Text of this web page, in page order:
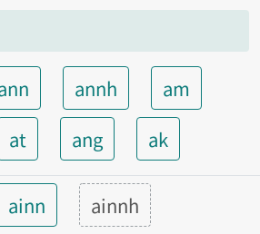
annh
am
at ang ak
ainn ainnh